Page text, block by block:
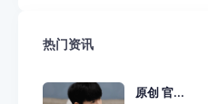
热门资讯
原创 官...